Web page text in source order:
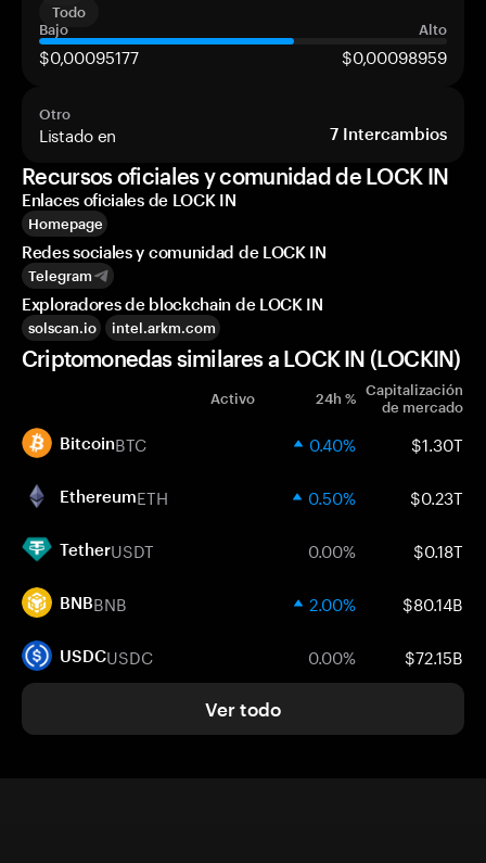
Todo
Bajo
Alto
$0,00095177 $0,00098959
Otro
Listado en 7 Intercambios
Recursos oficiales y comunidad de LOCK IN
Enlaces oficiales de LOCK IN
Homepage
Redes sociales y comunidad de LOCK IN
Telegram
Exploradores de blockchain de LOCK IN
solscan.io intel.arkm.com
Criptomonedas similares a LOCK IN (LOCKIN)
Activo 24h % Capitalización
de mercado
BitcoinBTC 0.40% $1.30T
EthereumETH 0.50% $0.23T
TetherUSDT 0.00% $0.18T
BNBBNB 2.00% $80.14B
USDCUSDC 0.00% $72.15B
Ver todo